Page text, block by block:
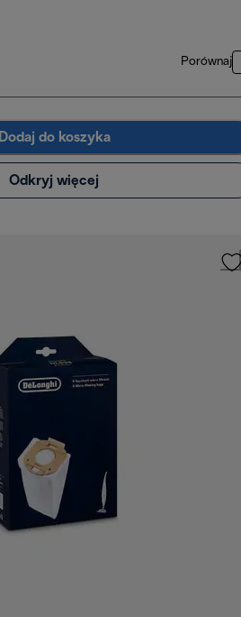
Porównaj
Dodaj do koszyka
Odkryj więcej